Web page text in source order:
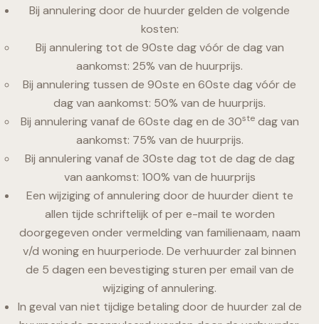
Bij annulering door de huurder gelden de volgende
kosten:
Bij annulering tot de 90ste dag vóór de dag van
aankomst: 25% van de huurprijs.
Bij annulering tussen de 90ste en 60ste dag vóór de
dag van aankomst: 50% van de huurprijs.
Bij annulering vanaf de 60ste dag en de 30stedag van
aankomst: 75% van de huurprijs.
Bij annulering vanaf de 30ste dag tot de dag de dag
van aankomst: 100% van de huurprijs
Een wijziging of annulering door de huurder dient te
allen tijde schriftelijk of per e-mail te worden
doorgegeven onder vermelding van familienaam, naam
v/d woning en huurperiode. De verhuurder zal binnen
de 5 dagen een bevestiging sturen per email van de
wijziging of annulering.
In geval van niet tijdige betaling door de huurder zal de